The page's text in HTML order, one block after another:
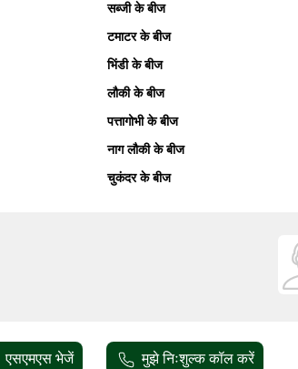
सब्जी के बीज
टमाटर के बीज
भिंडी के बीज
लौकी के बीज
पत्तागोभी के बीज
नाग लौकी के बीज
चुकंदर के बीज
ग्वारपाठे के बीज
एसएमएस भेजें मुझे निःशुल्क कॉल करें